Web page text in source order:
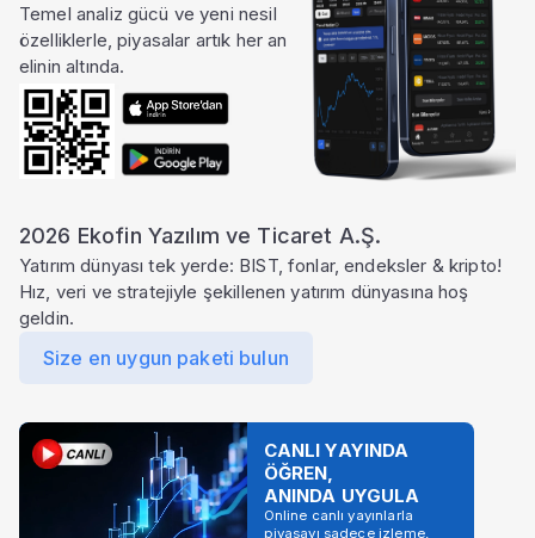
Temel analiz gücü ve yeni nesil
özelliklerle, piyasalar artık her an
elinin altında.
2026 Ekofin Yazılım ve Ticaret A.Ş.
Yatırım dünyası tek yerde: BIST, fonlar, endeksler & kripto!
Hız, veri ve stratejiyle şekillenen yatırım dünyasına hoş
geldin.
Size en uygun paketi bulun
CANLI YAYINDA
ÖĞREN,
ANINDA UYGULA
Online canlı yayınlarla
piyasayı sadece izleme,